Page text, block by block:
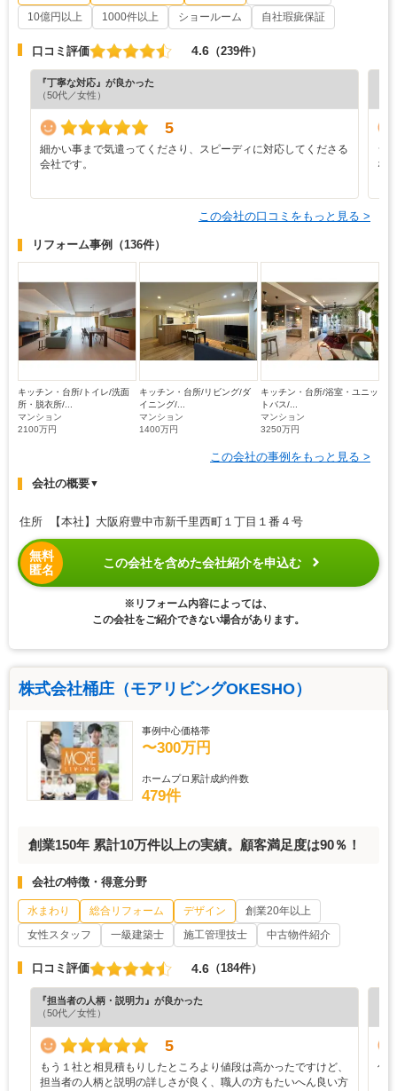
10億円以上
1000件以上 ショールーム 自社瑕疵保証
口コミ評価 4.6 （239件）
『丁寧な対応』が良かった
（50代／女性）
5
細かい事まで気遣ってくださり、スピーディに対応してくださる
会社です。
シ
な
この会社の口コミをもっと見る >
リフォーム事例 （136件）
キッチン・台所/トイレ/洗面
所・脱衣所/...
マンション
2100万円
キッチン・台所/リビング/ダ
イニング/...
マンション
1400万円
キッチン・台所/浴室・ユニッ
トバス/...
マンション
3250万円
この会社の事例をもっと見る >
会社の概要▼
住所 【本社】大阪府豊中市新千里西町１丁目１番４号
無料
匿名
この会社を含めた会社紹介を申込む
※リフォーム内容によっては、
この会社をご紹介できない場合があります。
株式会社桶庄（モアリビングOKESHO）
事例中心価格帯
〜300万円
ホームプロ累計成約件数
479件
創業150年 累計10万件以上の実績。顧客満足度は90％！
会社の特徴・得意分野
水まわり 総合リフォーム デザイン
創業20年以上
女性スタッフ
一級建築士 施工管理技士 中古物件紹介
口コミ評価 4.6 （184件）
『担当者の人柄・説明力』が良かった
（50代／女性）
5
もう１社と相見積もりしたところより値段は高かったですけど、
担当者の人柄と説明の詳しさが良く、職人の方もたいへん良い方
何